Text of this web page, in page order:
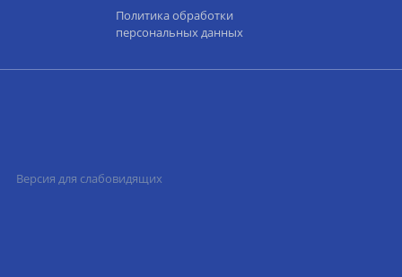
Политика обработки
персональных данных
Версия для слабовидящих